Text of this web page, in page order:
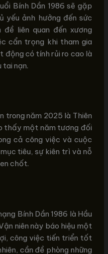
Bính Dần 1986 sẽ gặp
yếu ảnh hưởng đến sức
liên quan đến xương
cẩn trọng khi tham gia
động có tính rủi ro cao là
nạn.
trong năm 2025 là Thiên
thấy một năm tương đối
cả công việc và cuộc
tiêu, sự kiên trì và nỗ
chốt.
Bính Dần 1986 là Hầu
niên này báo hiệu một
công việc tiến triển tốt
cần đề phòng những